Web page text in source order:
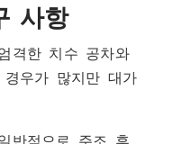
사항
격한 치수 공차와
우가 많지만 대가
반적으로 주조 후